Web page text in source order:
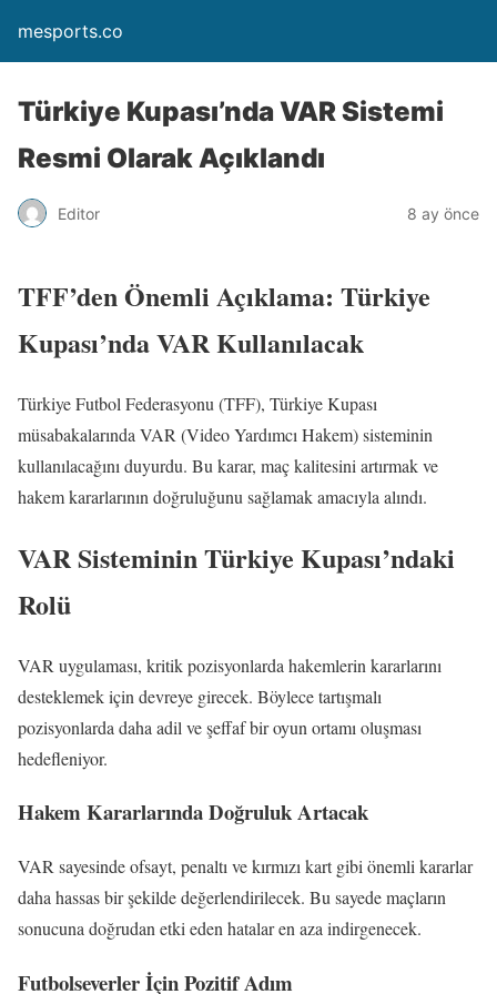
mesports.co
Türkiye Kupası’nda VAR Sistemi
Resmi Olarak Açıklandı
Editor 8 ay önce
TFF’den Önemli Açıklama: Türkiye
Kupası’nda VAR Kullanılacak
Türkiye Futbol Federasyonu (TFF), Türkiye Kupası
müsabakalarında VAR (Video Yardımcı Hakem) sisteminin
kullanılacağını duyurdu. Bu karar, maç kalitesini artırmak ve
hakem kararlarının doğruluğunu sağlamak amacıyla alındı.
VAR Sisteminin Türkiye Kupası’ndaki
Rolü
VAR uygulaması, kritik pozisyonlarda hakemlerin kararlarını
desteklemek için devreye girecek. Böylece tartışmalı
pozisyonlarda daha adil ve şeffaf bir oyun ortamı oluşması
hedefleniyor.
Hakem Kararlarında Doğruluk Artacak
VAR sayesinde ofsayt, penaltı ve kırmızı kart gibi önemli kararlar
daha hassas bir şekilde değerlendirilecek. Bu sayede maçların
sonucuna doğrudan etki eden hatalar en aza indirgenecek.
Futbolseverler İçin Pozitif Adım